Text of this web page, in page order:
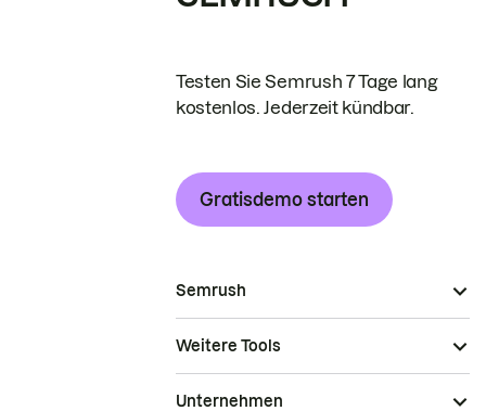
Testen Sie Semrush 7 Tage lang
kostenlos. Jederzeit kündbar.
Gratisdemo starten
Semrush
Weitere Tools
Unternehmen